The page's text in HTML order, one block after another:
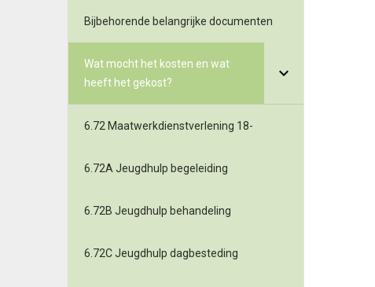
Bijbehorende belangrijke documenten
Wat mocht het kosten en wat
heeft het gekost?
6.72 Maatwerkdienstverlening 18-
6.72A Jeugdhulp begeleiding
6.72B Jeugdhulp behandeling
6.72C Jeugdhulp dagbesteding